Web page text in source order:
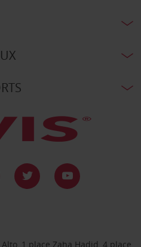
1 place Zaha Hadid, 4 place